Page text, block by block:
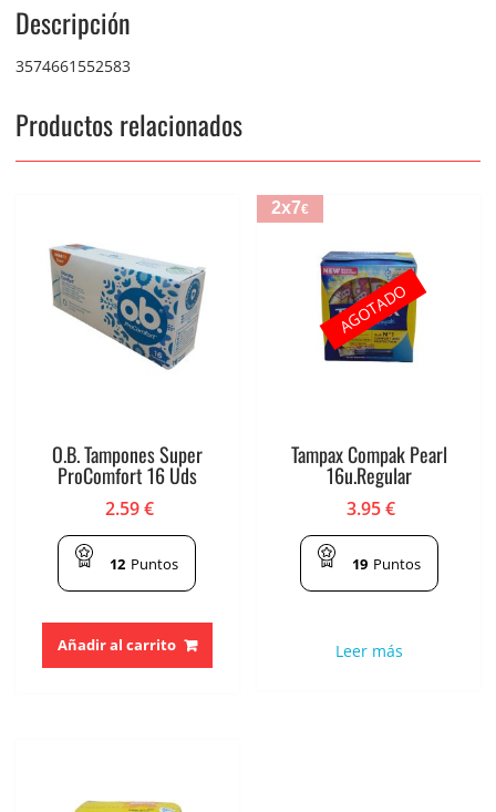
Descripción
3574661552583
Productos relacionados
O.B. Tampones Super
ProComfort 16 Uds
2.59€
12 Puntos
Añadir al carrito
2x7€
Tampax Compak Pearl
16u.Regular
3.95€
19 Puntos
Leer más
AGOTADO